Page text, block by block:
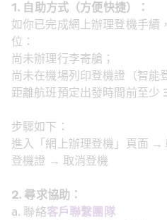
1. 自助方式（方便快捷）：
如你已完成網上辦理登機手續
位：
尚未辦理行李寄艙；
尚未在機場列印登機證（智能
距離航班預定出發時間前至少
步驟如下：
進入「網上辦理登機」頁面
登機證 → 取消登機
2. 尋求協助：
a. 聯絡客戶聯繫團隊